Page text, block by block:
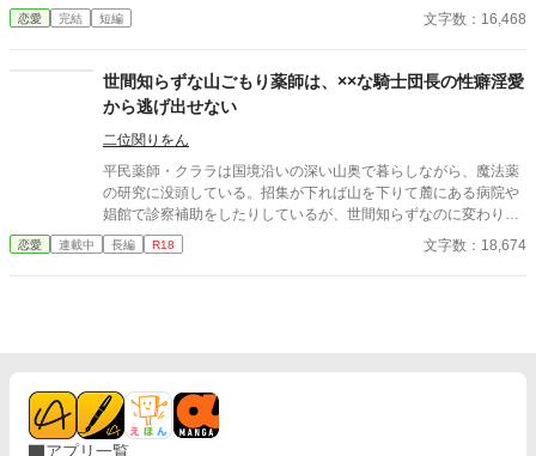
繕うも時すでに遅し。 暴走する脳内実況を止めるたび、旦那様は
なぜか――キスしてくる。 「黙らせるのにちょうどいい」 いや全
声だだ漏れ令嬢 甘くて騒がしい新婚生活、開幕。
恋愛 完結 短編 文字数：16,468
世間知らずな山ごもり薬師は、××な騎士団長の性癖淫愛
から逃げ出せない
二位関りをん
平民薬師・クララは国境沿いの深い山奥で暮らしながら、魔法薬
の研究に没頭している。招集が下れば山を下りて麓にある病院や
娼館で診察補助をしたりしているが、世間知らずなのに変わりは
ない。 ある日、山の中で倒れている男性を発見。彼はなんと騎士
団長・レイルドで女嫌いの噂を持つ人物だった。 当然女嫌いの噂
恋愛 連載中 長編 R18 文字数：18,674
アプリ一覧